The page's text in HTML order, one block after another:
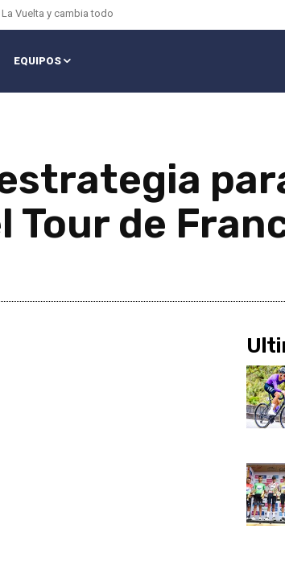
Vuelta y cambia todo
EQUIPOS
Tour de